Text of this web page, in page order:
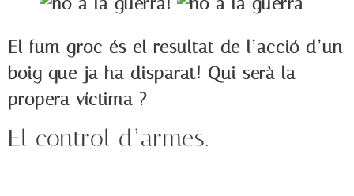
El fum groc és el resultat de l’acció d’un
boig que ja ha disparat! Qui serà la
propera víctima ?
El control d’armes.